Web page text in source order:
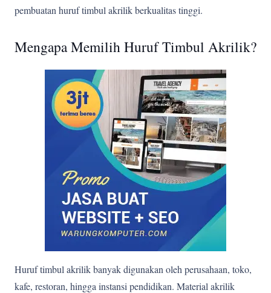
pembuatan huruf timbul akrilik berkualitas tinggi.
Mengapa Memilih Huruf Timbul Akrilik?
Huruf timbul akrilik banyak digunakan oleh perusahaan, toko,
kafe, restoran, hingga instansi pendidikan. Material akrilik